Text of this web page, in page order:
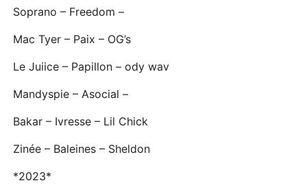
Soprano – Freedom –
Mac Tyer – Paix – OG’s
Le Juiice – Papillon – ody wav
Mandyspie – Asocial –
Bakar – Ivresse – Lil Chick
Zinée – Baleines – Sheldon
*2023*